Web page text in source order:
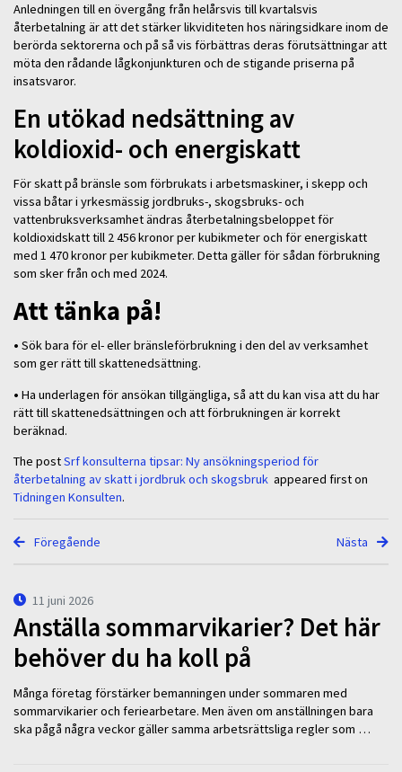
Anledningen till en övergång från helårsvis till kvartalsvis
återbetalning är att det stärker likviditeten hos näringsidkare inom de
berörda sektorerna och på så vis förbättras deras förutsättningar att
möta den rådande lågkonjunkturen och de stigande priserna på
insatsvaror.
En utökad nedsättning av
koldioxid- och energiskatt
För skatt på bränsle som förbrukats i arbetsmaskiner, i skepp och
vissa båtar i yrkesmässig jordbruks-, skogsbruks- och
vattenbruksverksamhet ändras återbetalningsbeloppet för
koldioxidskatt till 2 456 kronor per kubikmeter och för energiskatt
med 1 470 kronor per kubikmeter. Detta gäller för sådan förbrukning
som sker från och med 2024.
Att tänka på!
• Sök bara för el- eller bränsleförbrukning i den del av verksamhet
som ger rätt till skattenedsättning.
• Ha underlagen för ansökan tillgängliga, så att du kan visa att du har
rätt till skattenedsättningen och att förbrukningen är korrekt
beräknad.
The postSrf konsulterna tipsar: Ny ansökningsperiod för
återbetalning av skatt i jordbruk och skogsbruk appeared first on
Tidningen Konsulten.
Föregående Nästa
11 juni 2026
Anställa sommarvikarier? Det här
behöver du ha koll på
Många företag förstärker bemanningen under sommaren med
sommarvikarier och feriearbetare. Men även om anställningen bara
ska pågå några veckor gäller samma arbetsrättsliga regler som …